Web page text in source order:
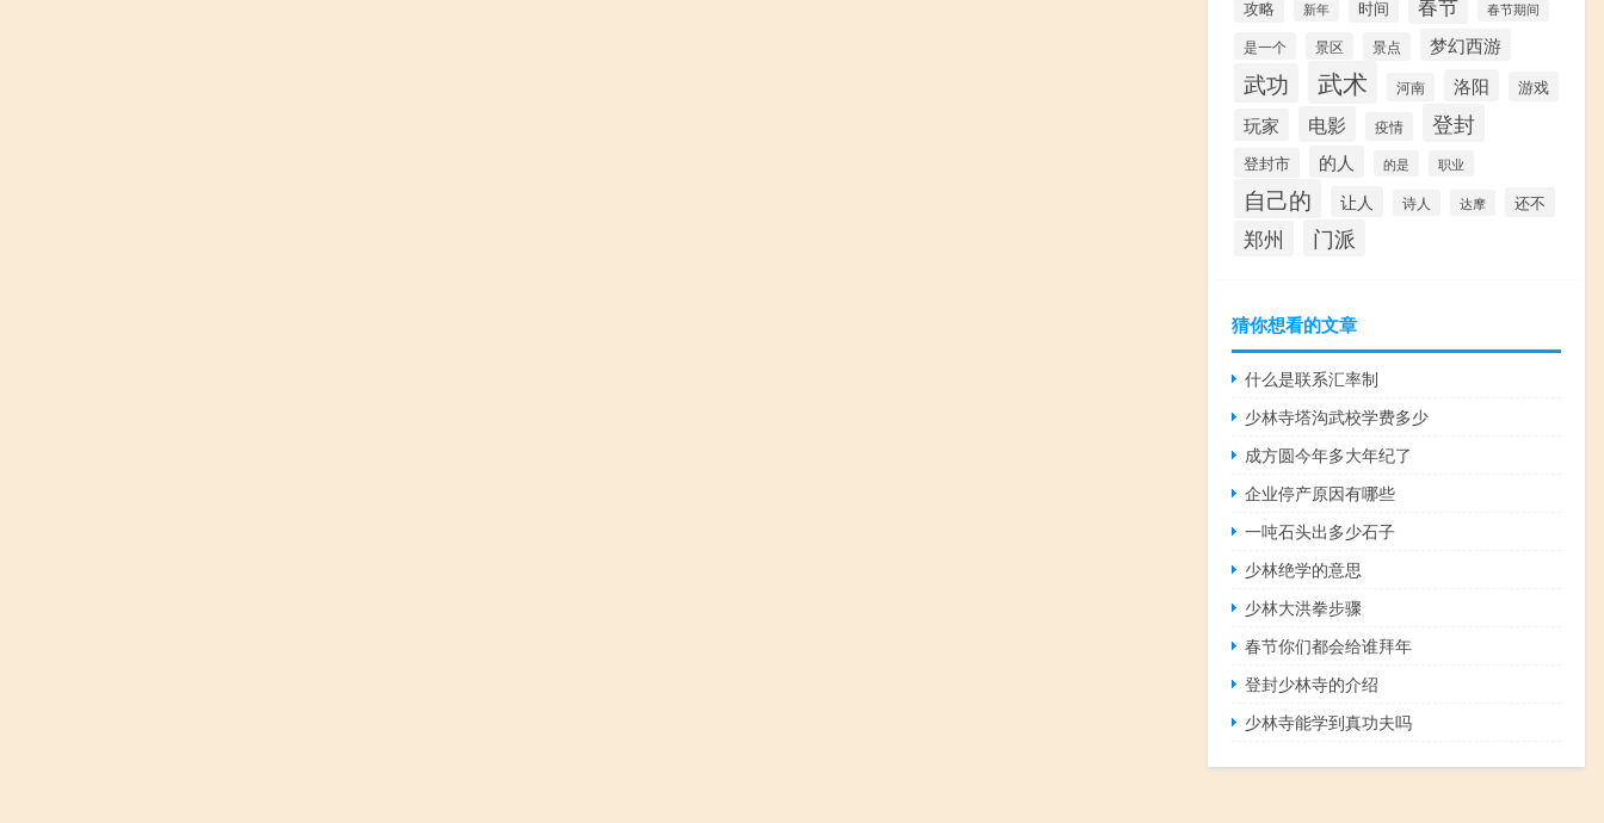
攻略 新年 时间 春节 春节期间
是一个 景区 景点 梦幻西游
武功 武术 河南 洛阳 游戏
玩家 电影 疫情 登封
登封市 的人 的是 职业
自己的 让人 诗人 达摩 还不
郑州 门派
猜你想看的文章
什么是联系汇率制
少林寺塔沟武校学费多少
成方圆今年多大年纪了
企业停产原因有哪些
一吨石头出多少石子
少林绝学的意思
少林大洪拳步骤
春节你们都会给谁拜年
登封少林寺的介绍
少林寺能学到真功夫吗